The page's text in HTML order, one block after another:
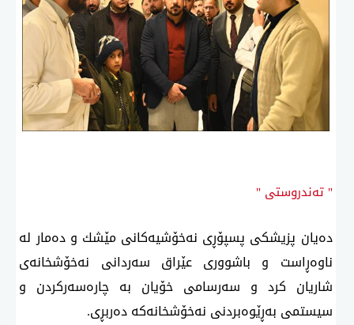
" تەندروستی "
دەیان پزیشكی پسپۆڕی نەخۆشیەكانی مێشك و دەمار لە
ناوەڕاست و باشووری عێراق سەردانی نەخۆشخانەی
شاریان كرد و سەرسامی خۆیان بە چارەسەركردن و
سیستمی بەڕێوەبردنی نەخۆشخانەكە دەربڕی.